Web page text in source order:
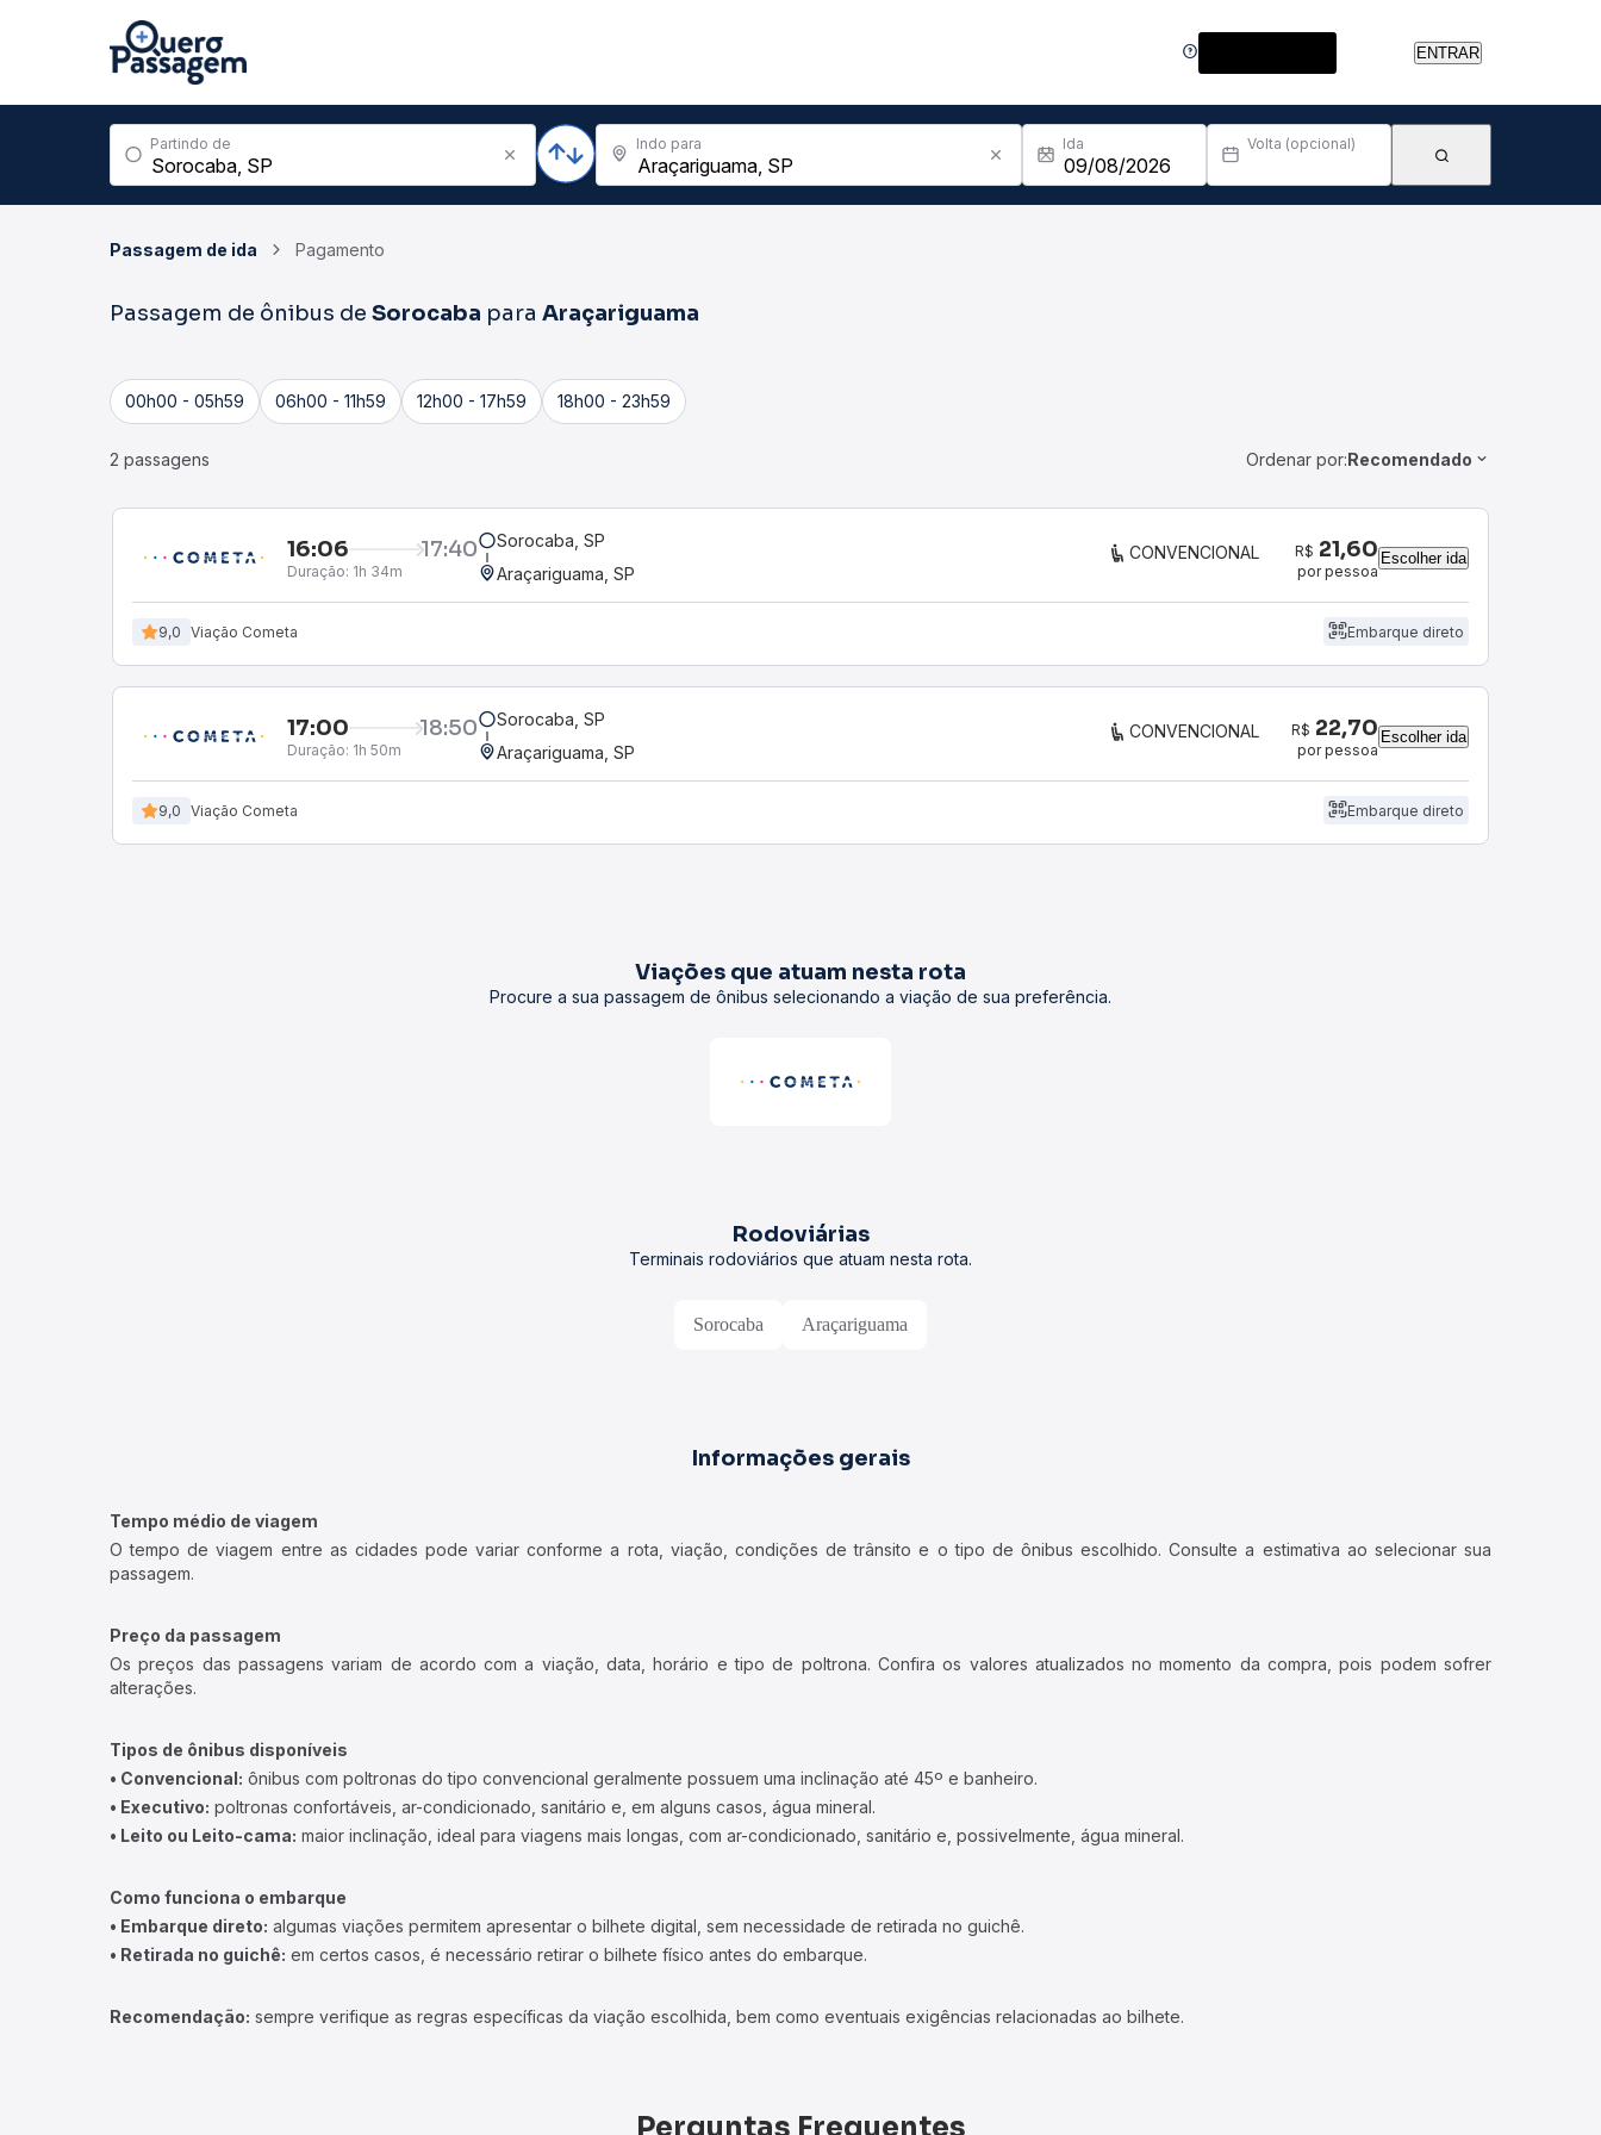
ENTRAR
Partindo de Indo para Ida Volta (opcional)
Passagem de ida Pagamento
Passagem de ônibus de Sorocaba para Araçariguama
00h00 - 05h59 06h00 - 11h59 12h00 - 17h59 18h00 - 23h59
2 passagens Ordenar por:Recomendado
16:06 17:40
Duração: 1h 34m
Sorocaba, SP
Araçariguama, SP
CONVENCIONAL R$ 21,60
por pessoa
Escolher ida
9,0 Viação Cometa Embarque direto
17:00 18:50
Duração: 1h 50m
Sorocaba, SP
Araçariguama, SP
CONVENCIONAL R$ 22,70
por pessoa
Escolher ida
9,0 Viação Cometa Embarque direto
Viações que atuam nesta rota
Procure a sua passagem de ônibus selecionando a viação de sua preferência.
Rodoviárias
Terminais rodoviários que atuam nesta rota.
Sorocaba Araçariguama
Informações gerais
Tempo médio de viagem
O tempo de viagem entre as cidades pode variar conforme a rota, viação, condições de trânsito e o tipo de ônibus escolhido. Consulte a estimativa ao selecionar sua
passagem.
Preço da passagem
Os preços das passagens variam de acordo com a viação, data, horário e tipo de poltrona. Confira os valores atualizados no momento da compra, pois podem sofrer
alterações.
Tipos de ônibus disponíveis
• Convencional: ônibus com poltronas do tipo convencional geralmente possuem uma inclinação até 45º e banheiro.
• Executivo: poltronas confortáveis, ar-condicionado, sanitário e, em alguns casos, água mineral.
• Leito ou Leito-cama: maior inclinação, ideal para viagens mais longas, com ar-condicionado, sanitário e, possivelmente, água mineral.
Como funciona o embarque
• Embarque direto: algumas viações permitem apresentar o bilhete digital, sem necessidade de retirada no guichê.
• Retirada no guichê: em certos casos, é necessário retirar o bilhete físico antes do embarque.
Recomendação: sempre verifique as regras específicas da viação escolhida, bem como eventuais exigências relacionadas ao bilhete.
Perguntas Frequentes